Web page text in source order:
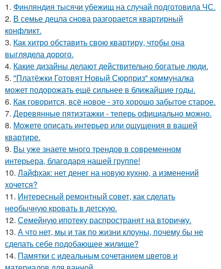
1. Финляндия тысячи убежищ на случай подготовила ЧС.
2. В семье децла снова разгорается квартирный
конфликт.
3. Как хитро обставить свою квартиру, чтобы она
выглядела дорого.
4. Какие дизайны делают действительно богатые люди.
5. "Платёжки Готовят Новый Сюрприз" коммуналка
может подорожать ещё сильнее в ближайшие годы.
6. Как говорится, всё новое - это хорошо забытое старое.
7. Деревянные пятиэтажки - теперь официально можно.
8. Можете описать интерьер или ощущения в вашей
квартире.
9. Вы уже знаете много трендов в современном
интерьера, благодаря нашей группе!
10. Лайфхак: нет денег на новую кухню, а изменений
хочется?
11. Интересный ремонтный совет, как сделать
необычную кровать в детскую.
12. Семейную ипотеку распространят на вторичку.
13. А что нет, мы и так по жизни клоуны, почему бы не
сделать себе подобающее жилище?
14. Памятки с идеальным сочетанием цветов и